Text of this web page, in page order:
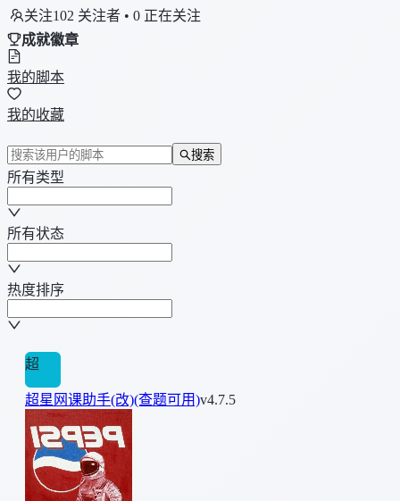
关注102 关注者 • 0 正在关注
成就徽章
我的脚本
我的收藏
搜索
所有类型
所有状态
热度排序
超
超星网课助手(改)(查题可用)v4.7.5